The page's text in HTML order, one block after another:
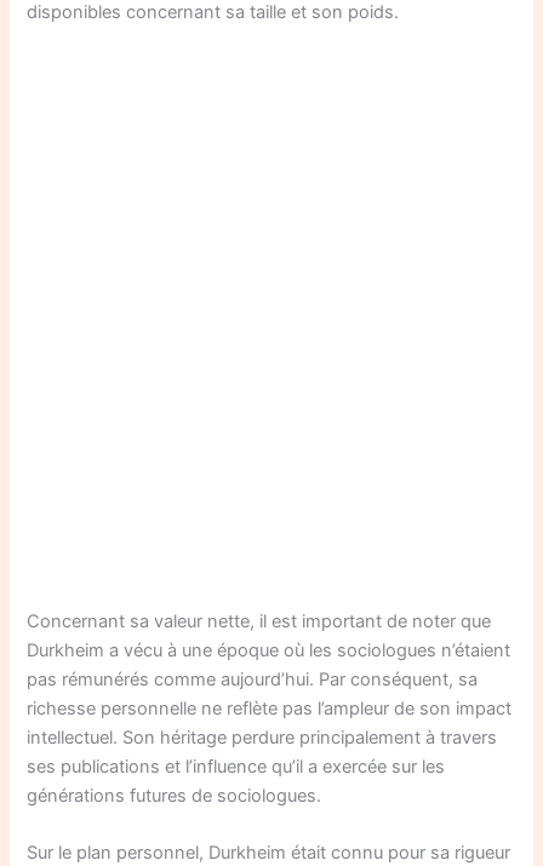
disponibles concernant sa taille et son poids.
Concernant sa valeur nette, il est important de noter que
Durkheim a vécu à une époque où les sociologues n’étaient
pas rémunérés comme aujourd’hui. Par conséquent, sa
richesse personnelle ne reflète pas l’ampleur de son impact
intellectuel. Son héritage perdure principalement à travers
ses publications et l’influence qu’il a exercée sur les
générations futures de sociologues.
Sur le plan personnel, Durkheim était connu pour sa rigueur